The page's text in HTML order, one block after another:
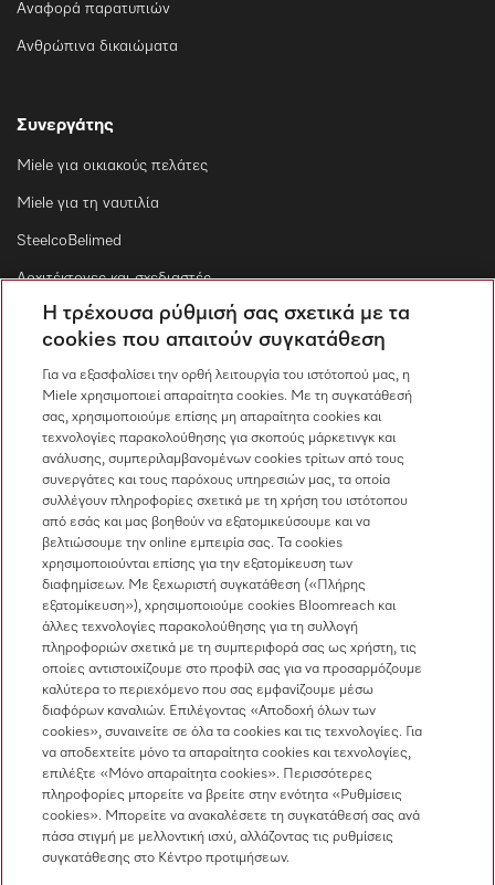
Αναφορά παρατυπιών
Ανθρώπινα δικαιώματα
Συνεργάτης
Miele για οικιακούς πελάτες
Miele για τη ναυτιλία
SteelcoBelimed
Αρχιτέκτονες και σχεδιαστές
Για εμπορικούς συνεργάτες
Επικοινωνία
Επισκόπηση επικοινωνίας
Πωλήσεις
210 6794444
Εξυπηρέτηση πελατών
210 6794444
Ακολουθήστε τη Miele Professional
Η τρέχουσα ρύθμισή σας σχετικά με τα
cookies που απαιτούν συγκατάθεση
Για να εξασφαλίσει την ορθή λειτουργία του ιστότοπού μας, η
Miele χρησιμοποιεί απαραίτητα cookies. Με τη συγκατάθεσή
σας, χρησιμοποιούμε επίσης μη απαραίτητα cookies και
τεχνολογίες παρακολούθησης για σκοπούς μάρκετινγκ και
ανάλυσης, συμπεριλαμβανομένων cookies τρίτων από τους
συνεργάτες και τους παρόχους υπηρεσιών μας, τα οποία
συλλέγουν πληροφορίες σχετικά με τη χρήση του ιστότοπου
από εσάς και μας βοηθούν να εξατομικεύσουμε και να
βελτιώσουμε την online εμπειρία σας. Τα cookies
χρησιμοποιούνται επίσης για την εξατομίκευση των
διαφημίσεων. Με ξεχωριστή συγκατάθεση («Πλήρης
εξατομίκευση»), χρησιμοποιούμε cookies Bloomreach και
άλλες τεχνολογίες παρακολούθησης για τη συλλογή
πληροφοριών σχετικά με τη συμπεριφορά σας ως χρήστη, τις
οποίες αντιστοιχίζουμε στο προφίλ σας για να προσαρμόζουμε
καλύτερα το περιεχόμενο που σας εμφανίζουμε μέσω
διαφόρων καναλιών. Επιλέγοντας «Αποδοχή όλων των
cookies», συναινείτε σε όλα τα cookies και τις τεχνολογίες. Για
να αποδεχτείτε μόνο τα απαραίτητα cookies και τεχνολογίες,
επιλέξτε «Μόνο απαραίτητα cookies». Περισσότερες
πληροφορίες μπορείτε να βρείτε στην ενότητα «Ρυθμίσεις
cookies». Μπορείτε να ανακαλέσετε τη συγκατάθεσή σας ανά
πάσα στιγμή με μελλοντική ισχύ, αλλάζοντας τις ρυθμίσεις
συγκατάθεσης στο Κέντρο προτιμήσεων.